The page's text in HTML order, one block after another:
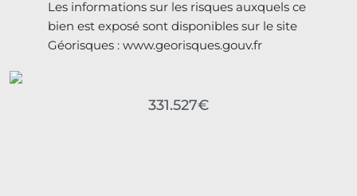
Les informations sur les risques auxquels ce
bien est exposé sont disponibles sur le site
Géorisques : www.georisques.gouv.fr
331.527€